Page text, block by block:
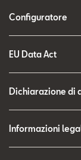
Configuratore
EU Data Act
Dichiarazione di
Informazioni